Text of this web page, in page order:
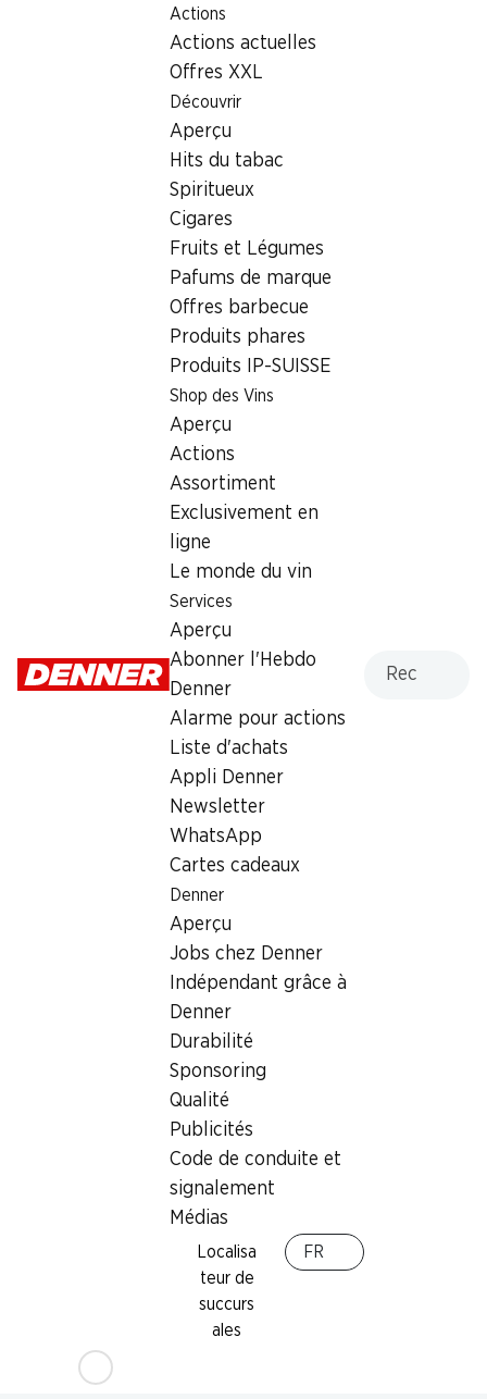
Actions
Actions actuelles
Offres XXL
Découvrir
Aperçu
Hits du tabac
Spiritueux
Cigares
Fruits et Légumes
Pafums de marque
Offres barbecue
Produits phares
Produits IP-SUISSE
Shop des Vins
Aperçu
Actions
Assortiment
Exclusivement en
ligne
Le monde du vin
Services
Aperçu
Abonner l'Hebdo
Denner
Alarme pour actions
Liste d'achats
Appli Denner
Newsletter
WhatsApp
Cartes cadeaux
Denner
Aperçu
Jobs chez Denner
Indépendant grâce à
Denner
Durabilité
Sponsoring
Qualité
Publicités
Code de conduite et
signalement
Médias
Localisa
teur de
succurs
ales
FR
Localisateur de succursales
Succursale Denner Solothurnstrasse 5, 4573 Lohn-
4573 Lohn-Ammannsegg
Denner Partenaire
Solothurnstrasse 5, 4573 Lohn-Ammannsegg
+41 32 677 03 43
Voir l’itinéraire
Heures d'ouverture
Mardi 06:30 - 18:30
06:30 - 18:30
Heures d'ouverture spéciales
Sam., 15.08.2026
Retrait d'espèces avec la carte postale / M-Card